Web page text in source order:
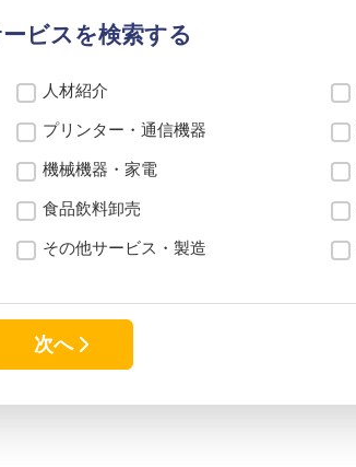
ビスを検索する
人材紹介
プリンター・通信機器
機械機器・家電
食品飲料卸売
その他サービス・製造
次へ